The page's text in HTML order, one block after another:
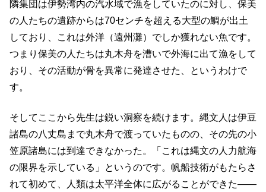
隣集団は伊勢湾内の汽水域で漁をしていたのに対し、保美
の人たちの遺跡からは70センチを超える大型の鯛が出土
しており、これは外洋（遠州灘）でしか獲れない魚です。
つまり保美の人たちは丸木舟を漕いで外海に出て漁をして
おり、その活動が骨を異常に発達させた、というわけで
す。
そしてここから先生は鋭い洞察を続けます。縄文人は伊豆
諸島の八丈島まで丸木舟で渡っていたものの、その先の小
笠原諸島には到達できなかった。「これは縄文の人力航海
の限界を示している」というのです。帆船技術がもたらさ
れて初めて、人類は太平洋全体に広がることができた――